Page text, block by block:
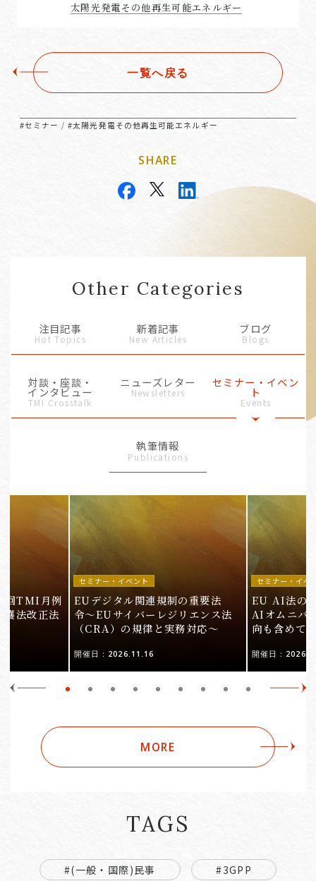
太陽光発電その他再生可能エネルギー
一覧へ戻る
#セミナー /#太陽光発電その他再生可能エネルギー
SHARE
Other Categories
注目記事
Hot Topics
新着記事
New Articles
ブログ
Blogs
対談・座談・
インタビュー
TMI Crosstalk
ニューズレター
Newsletters
セミナー・イベン
ト
Events
執筆情報
Publications
回TMI月例
護法改正法
セミナー・イベント
EUデジタル関連規制の重要法
令〜EUサイバーレジリエンス法
（CRA）の規律と実務対応〜
開催日：2026.11.16
セミナー・イベ
EU AI法の
AIオムニバ
向も含めて
開催日：
MORE
TAGS
#(一般・国際)民事
#3GPP